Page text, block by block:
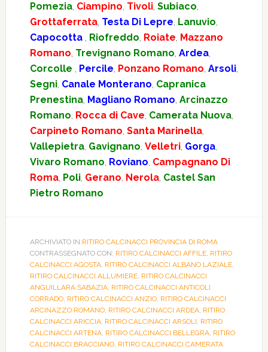
Pomezia, Ciampino, Tivoli, Subiaco,
Grottaferrata, Testa Di Lepre, Lanuvio,
Capocotta , Riofreddo, Roiate, Mazzano
Romano, Trevignano Romano, Ardea,
Corcolle , Percile, Ponzano Romano, Arsoli,
Segni, Canale Monterano, Capranica
Prenestina, Magliano Romano, Arcinazzo
Romano, Rocca di Cave, Camerata Nuova,
Carpineto Romano, Santa Marinella,
Vallepietra, Gavignano, Velletri, Gorga,
Vivaro Romano, Roviano, Campagnano Di
Roma, Poli, Gerano, Nerola, Castel San
Pietro Romano
ARCHIVIATO IN:RITIRO CALCINACCI PROVINCIA DI ROMA
CONTRASSEGNATO CON: RITIRO CALCINACCI AFFILE, RITIRO
CALCINACCI AGOSTA, RITIRO CALCINACCI ALBANO LAZIALE,
RITIRO CALCINACCI ALLUMIERE, RITIRO CALCINACCI
ANGUILLARA SABAZIA, RITIRO CALCINACCI ANTICOLI
CORRADO, RITIRO CALCINACCI ANZIO, RITIRO CALCINACCI
ARCINAZZO ROMANO, RITIRO CALCINACCI ARDEA, RITIRO
CALCINACCI ARICCIA, RITIRO CALCINACCI ARSOLI, RITIRO
CALCINACCI ARTENA, RITIRO CALCINACCI BELLEGRA, RITIRO
CALCINACCI BRACCIANO, RITIRO CALCINACCI CAMERATA